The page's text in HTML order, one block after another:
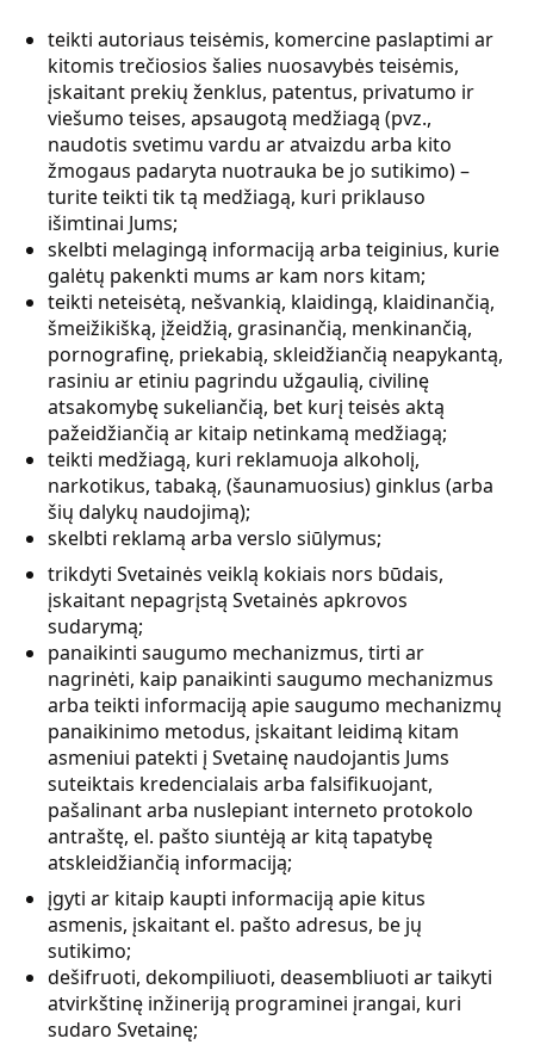
teikti autoriaus teisėmis, komercine paslaptimi ar
kitomis trečiosios šalies nuosavybės teisėmis,
įskaitant prekių ženklus, patentus, privatumo ir
viešumo teises, apsaugotą medžiagą (pvz.,
naudotis svetimu vardu ar atvaizdu arba kito
žmogaus padaryta nuotrauka be jo sutikimo) –
turite teikti tik tą medžiagą, kuri priklauso
išimtinai Jums;
skelbti melagingą informaciją arba teiginius, kurie
galėtų pakenkti mums ar kam nors kitam;
teikti neteisėtą, nešvankią, klaidingą, klaidinančią,
šmeižikišką, įžeidžią, grasinančią, menkinančią,
pornografinę, priekabią, skleidžiančią neapykantą,
rasiniu ar etiniu pagrindu užgaulią, civilinę
atsakomybę sukeliančią, bet kurį teisės aktą
pažeidžiančią ar kitaip netinkamą medžiagą;
teikti medžiagą, kuri reklamuoja alkoholį,
narkotikus, tabaką, (šaunamuosius) ginklus (arba
šių dalykų naudojimą);
skelbti reklamą arba verslo siūlymus;
trikdyti Svetainės veiklą kokiais nors būdais,
įskaitant nepagrįstą Svetainės apkrovos
sudarymą;
panaikinti saugumo mechanizmus, tirti ar
nagrinėti, kaip panaikinti saugumo mechanizmus
arba teikti informaciją apie saugumo mechanizmų
panaikinimo metodus, įskaitant leidimą kitam
asmeniui patekti į Svetainę naudojantis Jums
suteiktais kredencialais arba falsifikuojant,
pašalinant arba nuslepiant interneto protokolo
antraštę, el. pašto siuntėją ar kitą tapatybę
atskleidžiančią informaciją;
įgyti ar kitaip kaupti informaciją apie kitus
asmenis, įskaitant el. pašto adresus, be jų
sutikimo;
dešifruoti, dekompiliuoti, deasembliuoti ar taikyti
atvirkštinę inžineriją programinei įrangai, kuri
sudaro Svetainę;